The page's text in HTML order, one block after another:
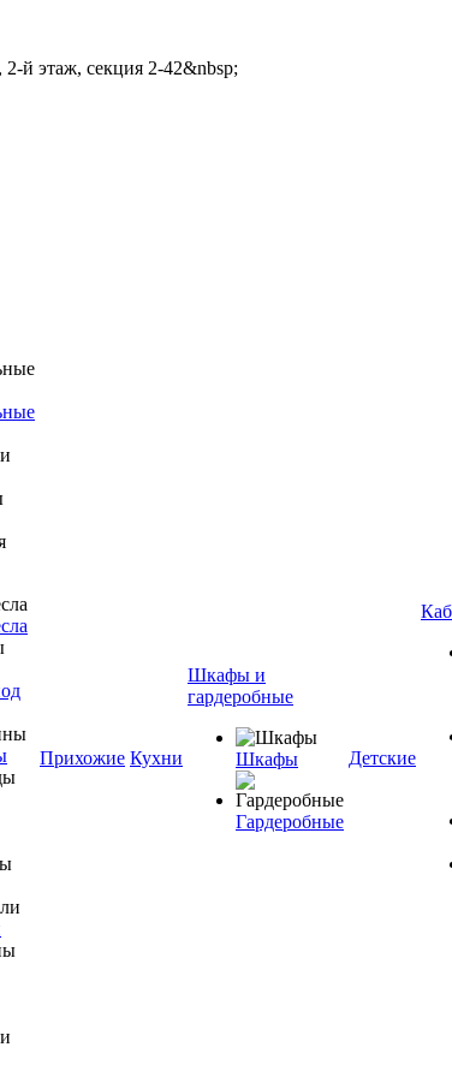
й этаж, секция 2-42&nbsp;
Прихожие Кухни
Шкафы и
гардеробные
Шкафы
Гардеробные
Детские